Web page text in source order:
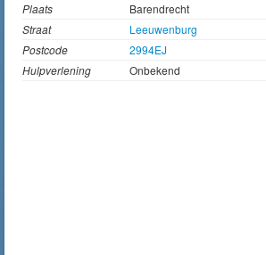
Plaats
Barendrecht
Straat
Leeuwenburg
Postcode
2994EJ
Hulpverlening
Onbekend